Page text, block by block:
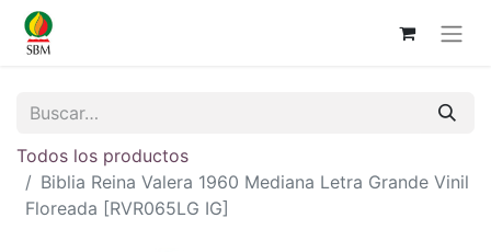
Todos los productos
Biblia Reina Valera 1960 Mediana Letra Grande Vinil
Floreada [RVR065LG IG]